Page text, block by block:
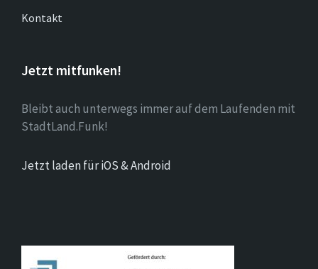
Kontakt
Jetzt mitfunken!
Bleibt auch unterwegs immer auf dem Laufenden mit
StadtLand.Funk!
Jetzt laden für iOS & Android